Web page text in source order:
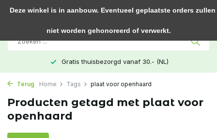
Gratis thuisbezorgd vanaf 30.- (NL)
Terug Home Tags plaat voor openhaard
Producten getagd met plaat voor
openhaard
Deze winkel is in aanbouw. Eventueel geplaatste orders zullen
niet worden gehonoreerd of verwerkt.